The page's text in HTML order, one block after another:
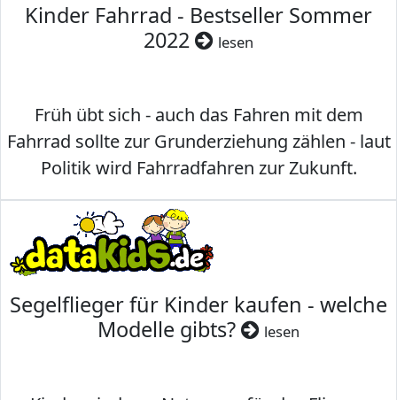
Kinder Fahrrad - Bestseller Sommer
2022
lesen
Früh übt sich - auch das Fahren mit dem
Fahrrad sollte zur Grunderziehung zählen - laut
Politik wird Fahrradfahren zur Zukunft.
Segelflieger für Kinder kaufen - welche
Modelle gibts?
lesen